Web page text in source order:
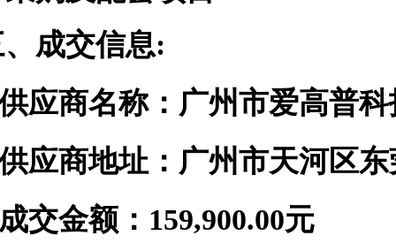
成交信息:
应商名称： 广州市爱高普
应商地址 ： 广州市天河区
交金额 ： 159,900.00元